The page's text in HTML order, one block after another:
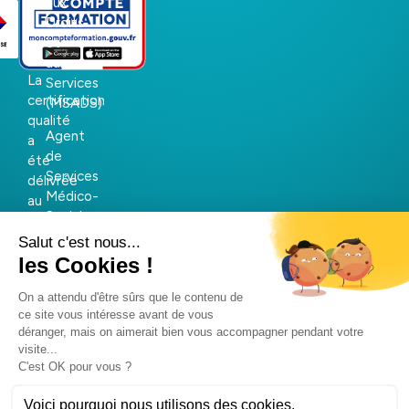
La
certification
qualité
a
été
délivrée
au
des
catégories
suivantes
:
ACTIONS
DE
Droits
et
aux
Services
(MSADS)
Agent
de
Services
Médico-
Social
(ASH/ASMS)
Autres
formations
Sauveteur
Secouriste
au
Travail